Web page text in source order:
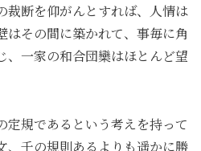
裁断を仰がんとすれば、人情は
はその間に築かれて、事毎に角
、一家の和合団欒はほとんど望
定規であるという考えを持って
、千の規則あるよりも遥かに勝